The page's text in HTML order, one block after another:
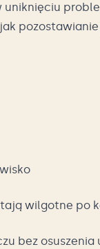
uniknięciu
wilgotne po
bez osuszenia